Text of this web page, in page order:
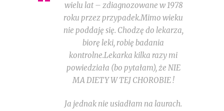
wielu lat – zdiagnozowane w 1978
roku przez przypadek.Mimo wieku
nie poddaję się. Chodzę do lekarza,
biorę leki, robię badania
kontrolne.Lekarka kilka razy mi
powiedziała (bo pytałam), że NIE
MA DIETY W TEJ CHOROBIE !
Ja jednak nie usiadłam na laurach.